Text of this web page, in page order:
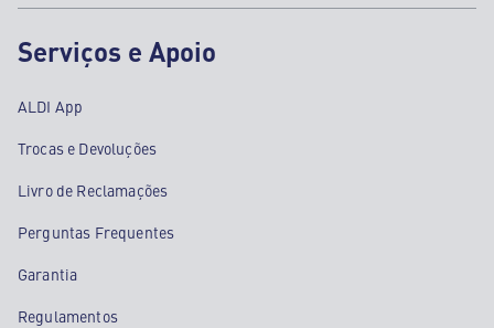
Serviços e Apoio
ALDI App
Trocas e Devoluções
Livro de Reclamações
Perguntas Frequentes
Garantia
Regulamentos